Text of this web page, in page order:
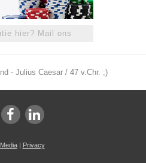
hier? Mail ons
- Julius Caesar / 47 v.Chr. ;)
| Privacy